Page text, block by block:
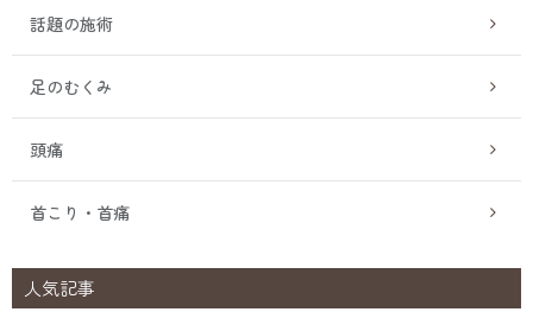
話題の施術
足のむくみ
頭痛
首こり・首痛
人気記事